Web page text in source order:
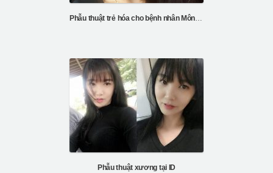
Phẫu thuật trẻ hóa cho bệnh nhân Mông Cổ của bệnh viện ID
Phẫu thuật xương tại ID